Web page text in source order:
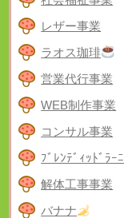
レザー事業
ラオス珈琲
営業代行事業
WEB制作事業
コンサル事業
ﾌﾞﾚﾝﾃﾞｨｯﾄﾞﾗｰﾆ
解体工事事業
バナナ